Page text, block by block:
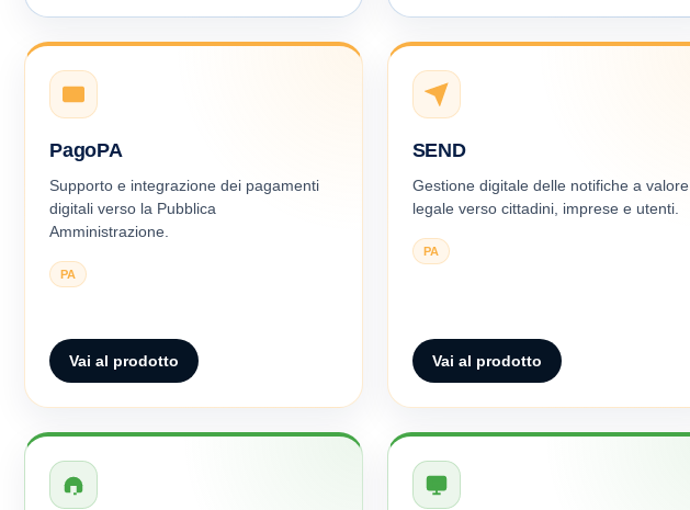
PagoPA
Supporto e integrazione dei pagamenti
digitali verso la Pubblica
Amministrazione.
PA
Vai al prodotto
SEND
Gestione digitale delle notifiche a valore
legale verso cittadini, imprese e utenti.
PA
Vai al prodotto